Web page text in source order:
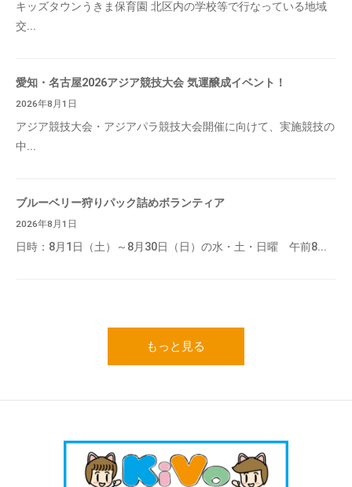
キッズタウンうきま保育園 北区内の学校等で行なっている地域
交...
愛知・名古屋2026アジア競技大会 気運醸成イベント！
2026年8月1日
アジア競技大会・アジアパラ競技大会開催に向けて、実施競技の
中...
ブルーベリー狩りパック詰めボランティア
2026年8月1日
日時：8月1日（土）～8月30日（日）の水・土・日曜 午前8...
もっと見る